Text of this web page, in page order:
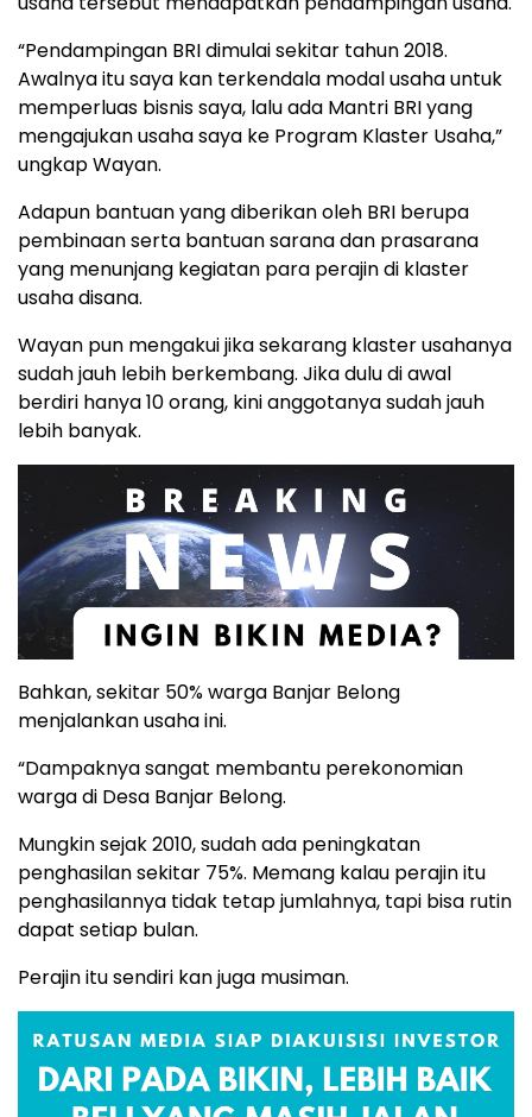
“Pendampingan BRI dimulai sekitar tahun 2018.
Awalnya itu saya kan terkendala modal usaha untuk
memperluas bisnis saya, lalu ada Mantri BRI yang
mengajukan usaha saya ke Program Klaster Usaha,”
ungkap Wayan.
Adapun bantuan yang diberikan oleh BRI berupa
pembinaan serta bantuan sarana dan prasarana
yang menunjang kegiatan para perajin di klaster
usaha disana.
Wayan pun mengakui jika sekarang klaster usahanya
sudah jauh lebih berkembang. Jika dulu di awal
berdiri hanya 10 orang, kini anggotanya sudah jauh
lebih banyak.
Bahkan, sekitar 50% warga Banjar Belong
menjalankan usaha ini.
“Dampaknya sangat membantu perekonomian
warga di Desa Banjar Belong.
Mungkin sejak 2010, sudah ada peningkatan
penghasilan sekitar 75%. Memang kalau perajin itu
penghasilannya tidak tetap jumlahnya, tapi bisa rutin
dapat setiap bulan.
Perajin itu sendiri kan juga musiman.